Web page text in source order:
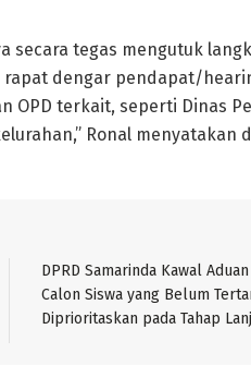
secara tegas mengutuk
dengar pendapat/
OPD terkait, seperti Dinas
Ronal menyatakan
DPRD Samarinda Kawal
Calon Siswa yang Belum
Diprioritaskan pada Tahap